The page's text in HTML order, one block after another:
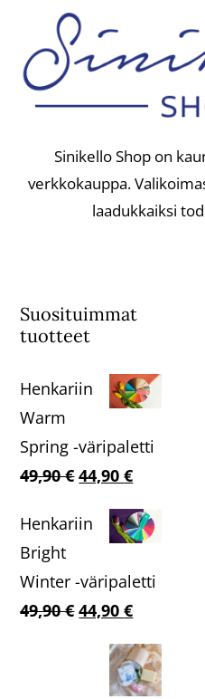
Sinikello Shop on
verkkokauppa.
laadukkaiksi
Suosituimmat
tuotteet
Henkariin
Warm
Spring -väripaletti
49,90€Alkuperäinen
hinta
oli:
44,90€Nykyinen
hinta
on:
Henkariin
Bright
Winter -väripaletti
49,90€Alkuperäinen
hinta
44,90€Nykyinen
hinta
on: